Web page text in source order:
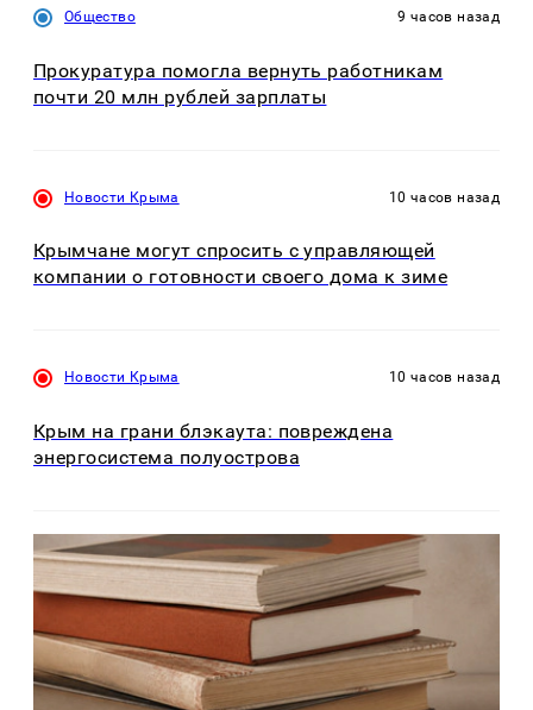
Общество 9 часов назад
Прокуратура помогла вернуть работникам
почти 20 млн рублей зарплаты
Новости Крыма 10 часов назад
Крымчане могут спросить с управляющей
компании о готовности своего дома к зиме
Новости Крыма 10 часов назад
Крым на грани блэкаута: повреждена
энергосистема полуострова